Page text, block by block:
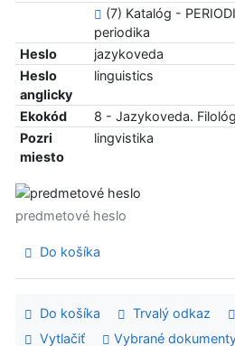
(7) Katalóg -
periodika
Heslo
jazykoveda
Heslo
anglicky
linguistics
Ekokód
8 - Jazykoveda.
Pozri
miesto
lingvistika
predmetové heslo
Do košíka
Do košíka Trvalý odkaz
Vytlačiť
Vybrané